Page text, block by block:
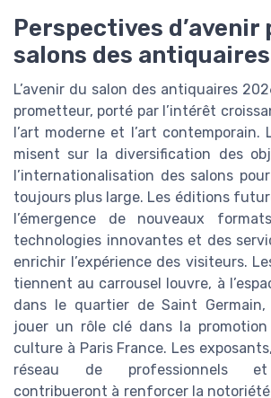
Perspectives d’avenir
salons des
L’avenir du salon des antiquaires
prometteur, porté par l’intérêt
l’art moderne et l’art contemporain.
misent sur la diversification des
l’internationalisation des salons
toujours plus large. Les éditions
l’émergence de nouveaux
technologies innovantes et des
enrichir l’expérience des visiteurs.
tiennent au carrousel louvre, à
dans le quartier de Saint
jouer un rôle clé dans la
culture à Paris France. Les
réseau de professionnels et
contribueront à renforcer la